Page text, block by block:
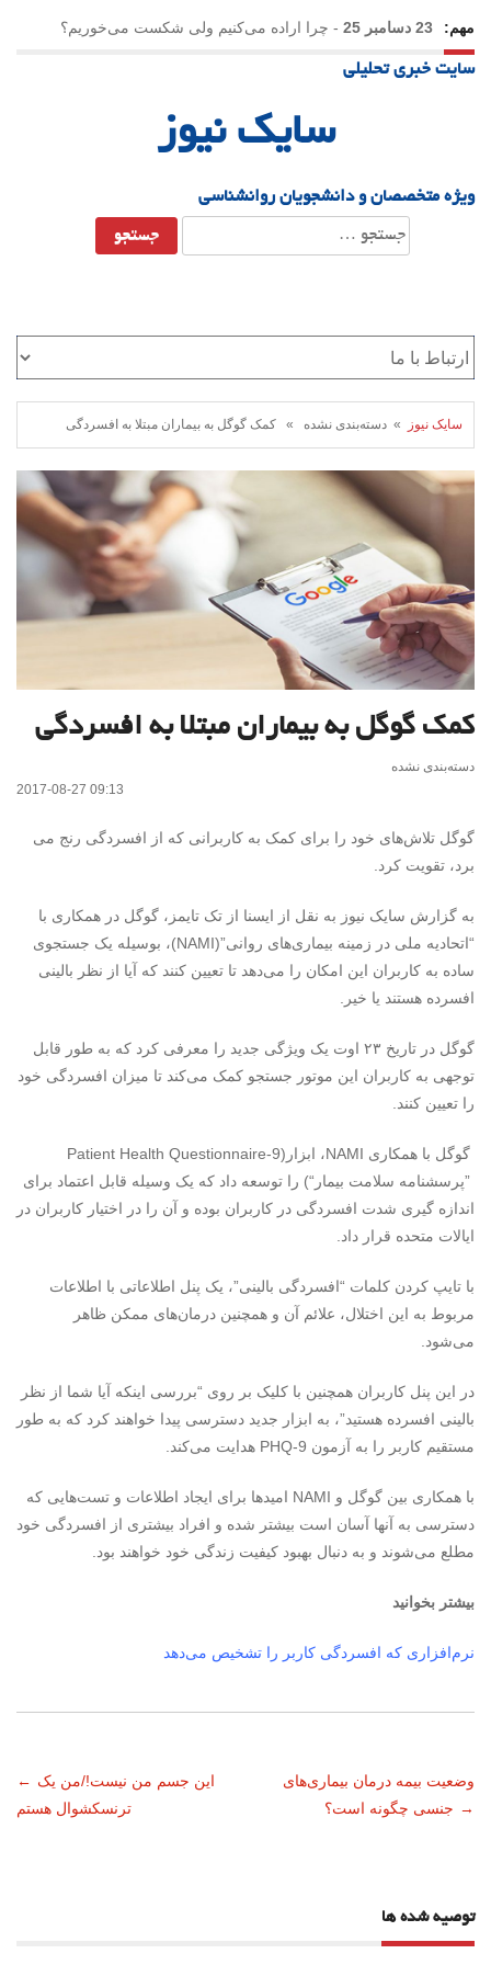
مهم: 23 دسامبر 25 - چرا اراده می‌کنیم ولی شکست می‌خوریم؟
21 دسامبر 25
سایت خبری تحلیلی
سایک نیوز
ویژه متخصصان و دانشجویان روانشناسی
جستجو
برای:
سایک نیوز » دسته‌بندی نشده » کمک گوگل به بیماران مبتلا به افسردگی
کمک گوگل به بیماران مبتلا به افسردگی
دسته‌بندی نشده
2017-08-27 09:13
گوگل تلاش‌های خود را برای کمک به کاربرانی که از افسردگی رنج می
برد، تقویت کرد.
به گزارش سایک نیوز به نقل از ایسنا از تک تایمز، گوگل در همکاری با
“اتحادیه ملی در زمینه بیماری‌های روانی”(NAMI)، بوسیله یک جستجوی
ساده به کاربران این امکان را می‌دهد تا تعیین کنند که آیا از نظر بالینی
افسرده هستند یا خیر.
گوگل در تاریخ ۲۳ اوت یک ویژگی جدید را معرفی کرد که به طور قابل
توجهی به کاربران این موتور جستجو کمک می‌کند تا میزان افسردگی خود
را تعیین کنند.
گوگل با همکاری NAMI، ابزار Patient Health Questionnaire-9)
“پرسشنامه سلامت بیمار”
) را توسعه داد که یک وسیله قابل اعتماد برای
اندازه گیری شدت افسردگی در کاربران بوده و آن را در اختیار کاربران در
ایالات متحده قرار داد.
با تایپ کردن کلمات “افسردگی بالینی”، یک پنل اطلاعاتی با اطلاعات
مربوط به این اختلال، علائم آن و همچنین درمان‌های ممکن ظاهر
می‌شود.
در این پنل کاربران همچنین با کلیک بر روی “بررسی اینکه آیا شما از نظر
بالینی افسرده هستید”، به ابزار جدید دسترسی پیدا خواهند کرد که به طور
مستقیم کاربر را به آزمون PHQ-9 هدایت می‌کند.
با همکاری بین گوگل و NAMI امیدها برای ایجاد اطلاعات و تست‌هایی که
دسترسی به آنها آسان است بیشتر شده و افراد بیشتری از افسردگی خود
مطلع می‌شوند و به دنبال بهبود کیفیت زندگی خود خواهند بود.
بیشتر بخوانید
نرم‌افزاری که افسردگی کاربر را تشخیص می‌دهد
ناوبری
نوشته
← این جسم من نیست!/من یک
ترنسکشوال هستم
وضعیت بیمه درمان بیماری‌های
جنسی چگونه است؟ →
توصیه شده ها